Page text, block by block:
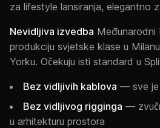
za lifestyle lansiranja, elegantno
Nevidljiva izvedba Međunarodni
produkciju svjetske klase u
Yorku. Očekuju isti standard u
Bez vidljivih kablova — sve je
Bez vidljivog rigginga —
u arhitekturu prostora